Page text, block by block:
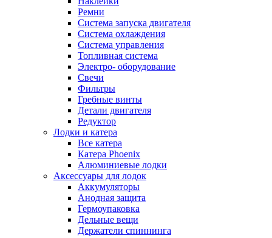
Ремни
Система запуска двигателя
Система охлаждения
Система управления
Топливная система
Электро- оборудование
Свечи
Фильтры
Гребные винты
Детали двигателя
Редуктор
Лодки и катера
Все катера
Катера Phoenix
Алюминиевые лодки
Аксессуары для лодок
Аккумуляторы
Анодная защита
Гермоупаковка
Дельные вещи
Держатели спиннинга